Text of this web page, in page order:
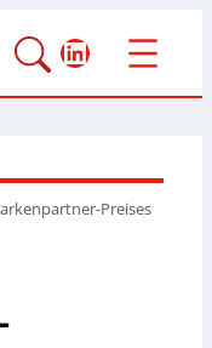
LinkedIn
Preises